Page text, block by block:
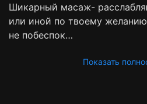
Шикарный масаж-
или иной по твоему
не побеспок…
Показать